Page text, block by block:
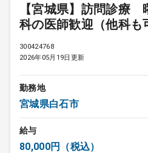
【宮城県】訪問診療
科の医師歓迎（他科も
300424768
2026年05月19日更新
勤務地
宮城県白石市
給与
80,000円（税込）